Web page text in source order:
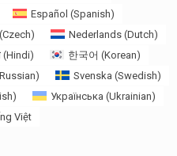
Español (Spanish)
(Czech) Nederlands(Dutch)
(Hindi) 한국어 (Korean)
Russian) Svenska (Swedish)
) Українська (Ukrainian)
Việt